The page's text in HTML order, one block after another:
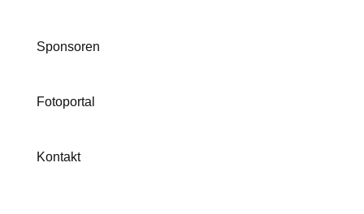
Sponsoren
Fotoportal
Kontakt